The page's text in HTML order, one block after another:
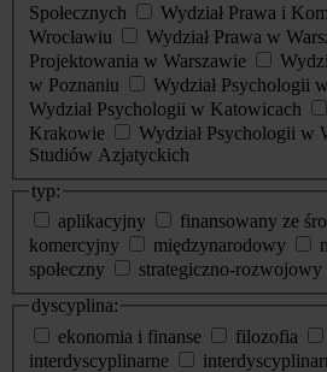
Społecznych
Wydział Prawa i
Wrocławiu
Wydział Prawa w
Projektowania w Warszawie
w Poznaniu
Wydział Psychologii
Wydział Psychologii w Katowicach
Krakowie
Wydział Psychologii w
Studiów Azjatyckich
typ:
aplikacyjny
finansowany ze
komercyjny
międzynarodowy
społeczny
strategiczno-rozwojowy
dyscyplina:
ekonomia i finanse
filozofia
interdyscyplinarne